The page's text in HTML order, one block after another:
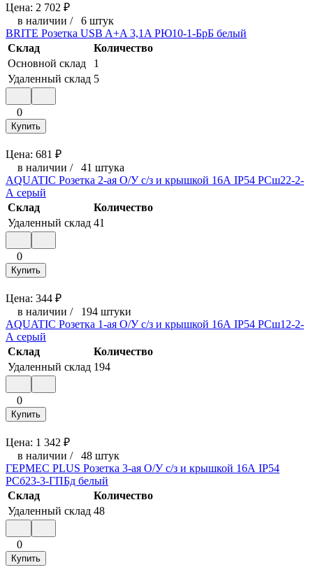
Цена: 2 702 ₽
в наличии / 6 штук
BRITE Розетка USB A+A 3,1A РЮ10-1-БрБ белый
Склад
Количество
Основной склад
1
Удаленный склад 5
0
Купить
Цена: 681 ₽
в наличии / 41 штука
AQUATIC Розетка 2-ая О/У с/з и крышкой 16А IP54 РСш22-2-
А серый
Склад
Количество
Удаленный склад 41
0
Купить
Цена: 344 ₽
в наличии / 194 штуки
AQUATIC Розетка 1-ая О/У с/з и крышкой 16А IP54 РСш12-2-
А серый
Склад
Количество
Удаленный склад 194
0
Купить
Цена: 1 342 ₽
в наличии / 48 штук
ГЕРМЕС PLUS Розетка 3-ая О/У с/з и крышкой 16А IP54
РСб23-3-ГПБд белый
Склад
Количество
Удаленный склад 48
0
Купить